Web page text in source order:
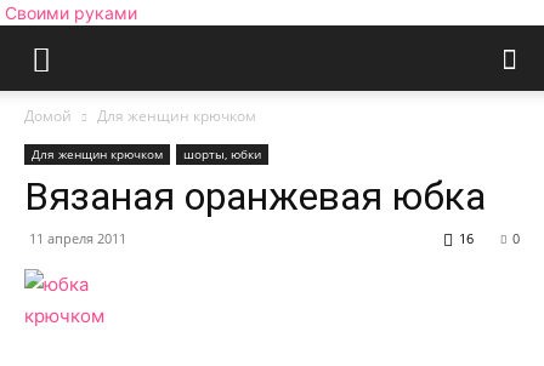
Своими руками
Домой Для женщин крючком
Для женщин крючком шорты, юбки
Вязаная оранжевая юбка
11 апреля 2011 0
16